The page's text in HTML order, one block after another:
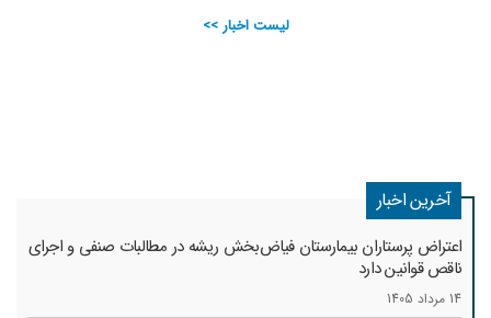
لیست اخبار >>
آخرین اخبار
اعتراض پرستاران بیمارستان فیاض‌بخش ریشه در مطالبات صنفی و اجرای
ناقص قوانین دارد
14 مرداد 1405